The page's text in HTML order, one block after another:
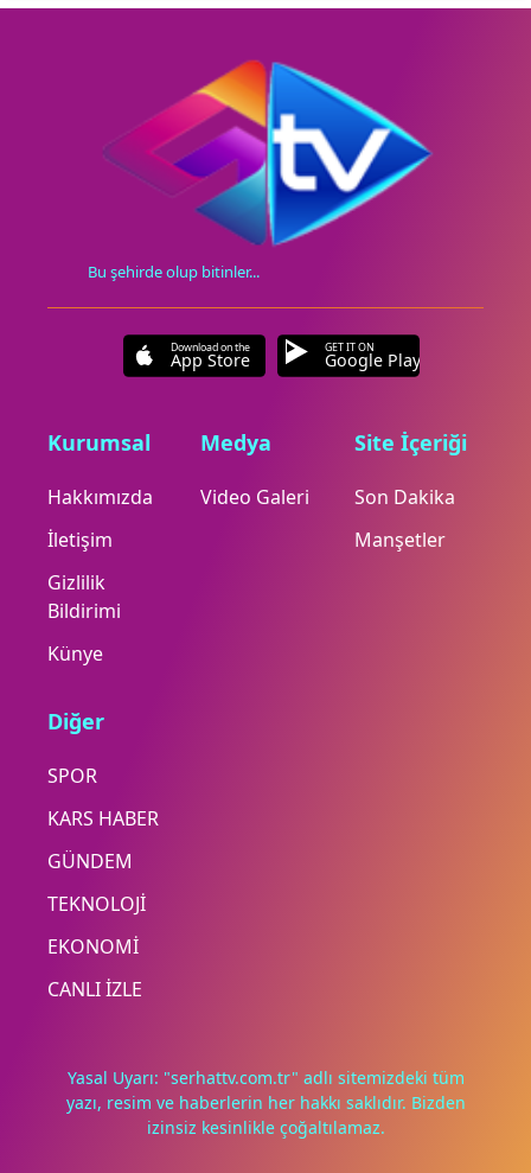
Bu şehirde olup bitinler...
Download on the
App Store
GET IT ON
Google Play
Kurumsal
Hakkımızda
İletişim
Gizlilik
Bildirimi
Künye
Medya
Video Galeri
Site İçeriği
Son Dakika
Manşetler
Diğer
SPOR
KARS HABER
GÜNDEM
TEKNOLOJİ
EKONOMİ
CANLI İZLE
Yasal Uyarı: "serhattv.com.tr" adlı sitemizdeki tüm
yazı, resim ve haberlerin her hakkı saklıdır. Bizden
izinsiz kesinlikle çoğaltılamaz.